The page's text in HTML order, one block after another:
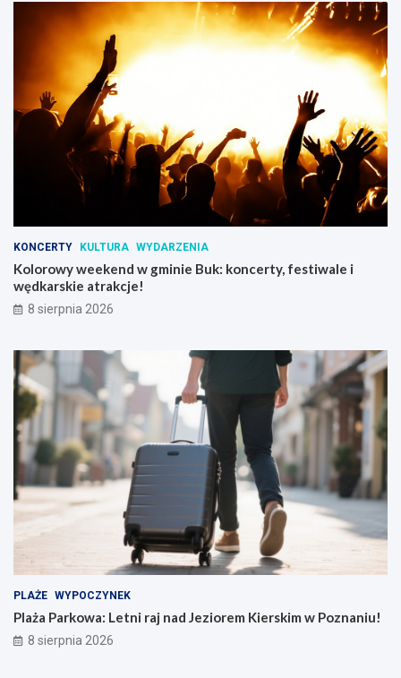
i
KONCERTY KULTURA WYDARZENIA
Kolorowy weekend w gminie Buk: koncerty, festiwale i
wędkarskie atrakcje!
8 sierpnia 2026
PLAŻE WYPOCZYNEK
Plaża Parkowa: Letni raj nad Jeziorem Kierskim w Poznaniu!
8 sierpnia 2026